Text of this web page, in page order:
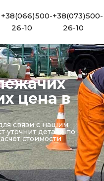
+38(066)500-
26-10
+38(073)500-
26-10
цена в
связи с нашим
уточнит детали по
стоимости